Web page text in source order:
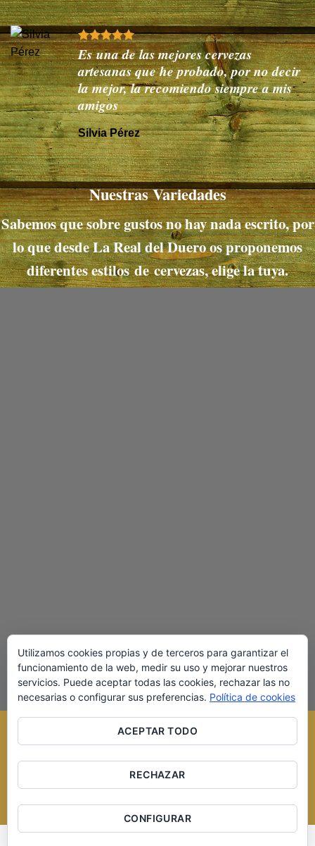
Es una de las mejores cervezas
artesanas que he probado, por no decir
la mejor, la recomiendo siempre a mis
amigos
Silvia Pérez
Nuestras Variedades
Sabemos que sobre gustos no hay nada escrito, por
lo que desde La Real del Duero os proponemos
diferentes estilos de cervezas, elige la tuya.
Copyright 2016 © Cerveza Artesana del Duero S.L. Página
Utilizamos cookies propias y de terceros para garantizar el
funcionamiento de la web, medir su uso y mejorar nuestros
servicios. Puede aceptar todas las cookies, rechazar las no
necesarias o configurar sus preferencias. Política de cookies
ACEPTAR TODO
RECHAZAR
CONFIGURAR